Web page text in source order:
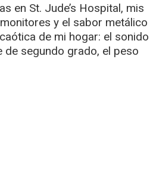
en St. Jude’s Hospital, mis
y el sabor metálico
de mi hogar: el sonido
segundo grado, el peso